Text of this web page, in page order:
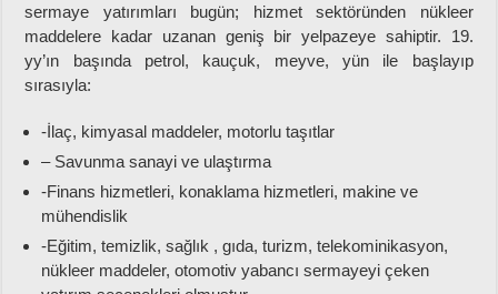
sermaye yatırımları bugün; hizmet sektöründen nükleer
maddelere kadar uzanan geniş bir yelpazeye sahiptir. 19.
yy’ın başında petrol, kauçuk, meyve, yün ile başlayıp
sırasıyla:
-İlaç, kimyasal maddeler, motorlu taşıtlar
– Savunma sanayi ve ulaştırma
-Finans hizmetleri, konaklama hizmetleri, makine ve
mühendislik
-Eğitim, temizlik, sağlık , gıda, turizm, telekominikasyon,
nükleer maddeler, otomotiv yabancı sermayeyi çeken